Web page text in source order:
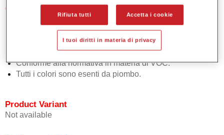
Caratteristiche del prodotto
Applicazione facile e veloce in 1,5 mani.
Essiccazione rapida.
Elevata copertura.
Eccezionale finitura dello smalto.
Conforme alla normativa in materia di VOC.
Tutti i colori sono esenti da piombo.
Product Variant
Not available
Rifiuta tutti Accetta i cookie
I tuoi diritti in materia di privacy